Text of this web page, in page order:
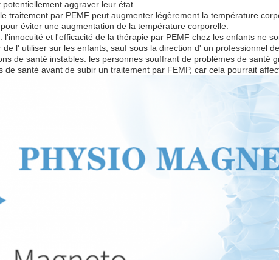
potentiellement aggraver leur état.
traitement par PEMF peut augmenter légèrement la température
éviter une augmentation de la température corporelle.
l'innocuité et l'efficacité de la thérapie par PEMF chez les enfants ne
de l' utiliser sur les enfants, sauf sous la direction d' un professionnel de
de santé instables: les personnes souffrant de problèmes de santé
de santé avant de subir un traitement par FEMP, car cela pourrait